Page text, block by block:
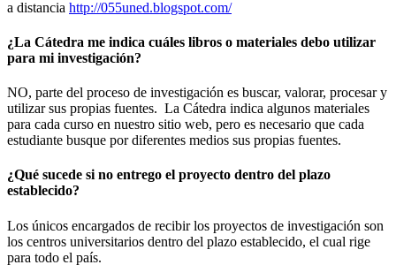
a distancia http://055uned.blogspot.com/
¿La Cátedra me indica cuáles libros o materiales debo utilizar
para mi investigación?
NO, parte del proceso de investigación es buscar, valorar, procesar y
utilizar sus propias fuentes. La Cátedra indica algunos materiales
para cada curso en nuestro sitio web, pero es necesario que cada
estudiante busque por diferentes medios sus propias fuentes.
¿Qué sucede si no entrego el proyecto dentro del plazo
establecido?
Los únicos encargados de recibir los proyectos de investigación son
los centros universitarios dentro del plazo establecido, el cual rige
para todo el país.